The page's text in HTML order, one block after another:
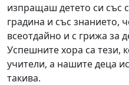
изпращаш детето си със
градина и със знанието,
всеотдайно и с грижа за
Успешните хора са тези,
учители, а нашите деца
такива.